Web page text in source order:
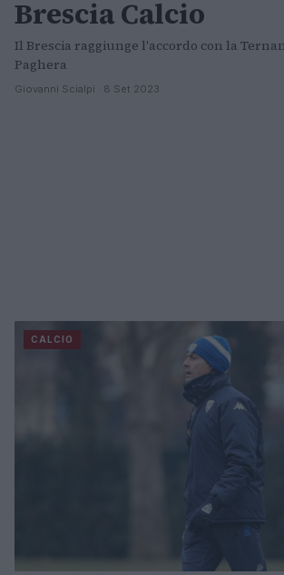
Brescia Calcio
Il Brescia raggiunge l'accordo con la
Paghera
Giovanni Scialpi · 8 Set 2023
CALCIO